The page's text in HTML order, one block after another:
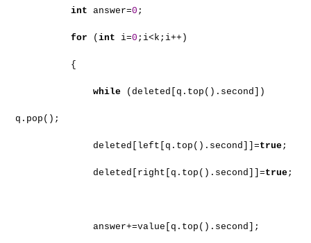
int answer=0 ;
for ( int i=0 ;i<k;i++)
{
while (deleted[q.top().second])
q.pop();
deleted[left[q.top().second]]=true;
deleted[right[q.top().second]]=true;
answer+=value[q.top().second];